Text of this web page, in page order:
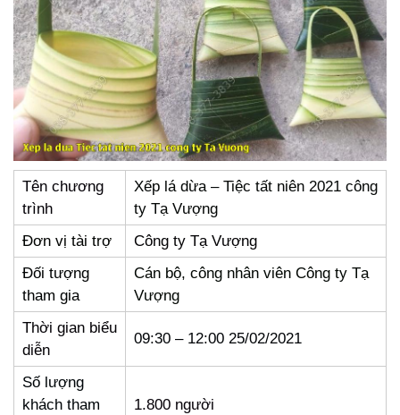
Tên chương
trình
Xếp lá dừa – Tiệc tất niên 2021 công
ty Tạ Vượng
Đơn vị tài trợ
Công ty Tạ Vượng
Đối tượng
tham gia
Cán bộ, công nhân viên Công ty Tạ
Vượng
Thời gian biểu
diễn
09:30 – 12:00 25/02/2021
Số lượng
khách tham
1.800 người